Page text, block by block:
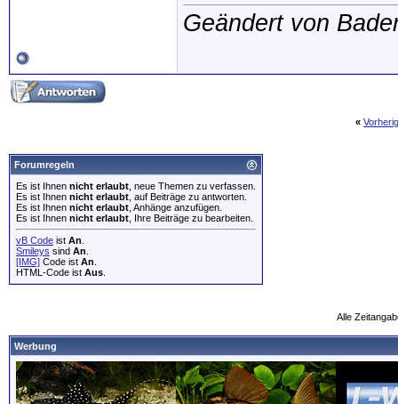
Geändert von
«
Forumregeln
Es ist Ihnen nicht erlaubt , neue Themen zu verfassen.
Es ist Ihnen nicht erlaubt , auf Beiträge zu antworten.
Es ist Ihnen nicht erlaubt , Anhänge anzufügen.
Es ist Ihnen nicht erlaubt , Ihre Beiträge zu bearbeiten.
vB Code ist An
Smileys sind An
[IMG] Code ist An
HTML-Code ist Aus
Alle
Werbung